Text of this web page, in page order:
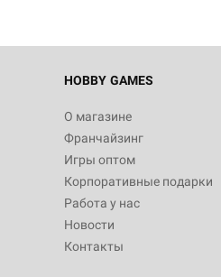
HOBBY GAMES
О магазине
Франчайзинг
Игры оптом
Корпоративные подарки
Работа у нас
Новости
Контакты